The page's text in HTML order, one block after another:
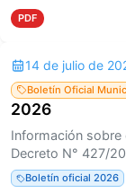
PDF
14 de julio de
Boletín Oficial
2026
Información sobre
Decreto N° 427/
Boletín oficial 2026